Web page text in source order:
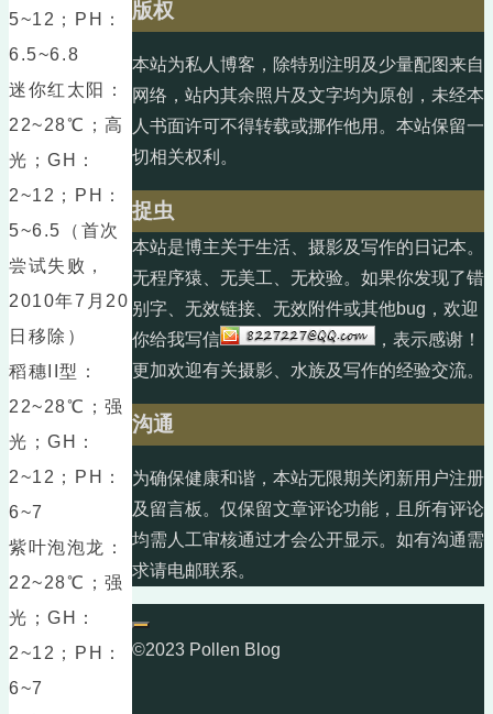
5~12；PH：
6.5~6.8
迷你红太阳：
22~28℃；高
光；GH：
2~12；PH：
5~6.5（首次
尝试失败，
2010年7月20
日移除）
稻穗II型：
22~28℃；强
光；GH：
2~12；PH：
6~7
紫叶泡泡龙：
22~28℃；强
光；GH：
2~12；PH：
6~7
版权
本站为私人博客，除特别注明及少量配图来自
网络，站内其余照片及文字均为原创，未经本
人书面许可不得转载或挪作他用。本站保留一
切相关权利。
捉虫
本站是博主关于生活、摄影及写作的日记本。
无程序猿、无美工、无校验。如果你发现了错
别字、无效链接、无效附件或其他bug，欢迎
你给我写信
，表示感谢！
更加欢迎有关摄影、水族及写作的经验交流。
沟通
为确保健康和谐，本站无限期关闭新用户注册
及留言板。仅保留文章评论功能，且所有评论
均需人工审核通过才会公开显示。如有沟通需
求请电邮联系。
©2023 Pollen Blog